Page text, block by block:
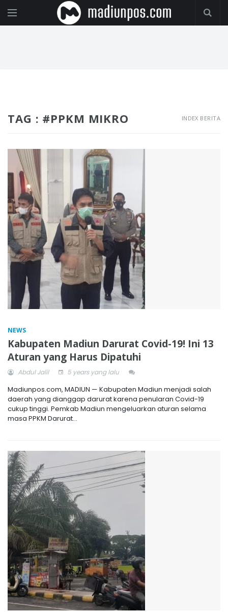
TAG : #PPKM MIKRO INDEX BERITA
NEWS
Kabupaten Madiun Darurat Covid-19! Ini 13
Aturan yang Harus Dipatuhi
Abdul Jalil 5 years yang lalu
Madiunpos.com, MADIUN — Kabupaten Madiun menjadi salah
daerah yang dianggap darurat karena penularan Covid-19
cukup tinggi. Pemkab Madiun mengeluarkan aturan selama
masa PPKM Darurat...